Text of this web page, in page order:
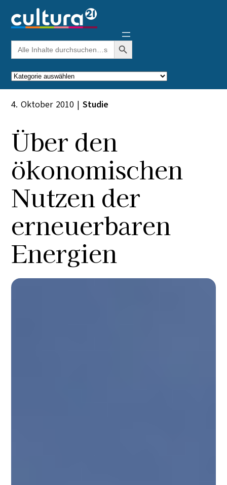
Inhalt
springen
Search
for:
Search Button
Kategorien
4. Oktober 2010 |Studie
Über den
ökonomischen
Nutzen der
erneuerbaren
Energien